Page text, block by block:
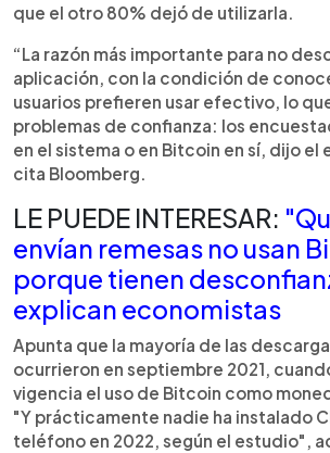
que el otro 80% dejó de utilizarla.
“La razón más importante para no
aplicación, con la condición de
usuarios prefieren usar efectivo, lo
problemas de confianza: los
en el sistema o en Bitcoin en sí, dijo el
cita Bloomberg.
LE PUEDE INTERESAR:
envían remesas no usan
porque tienen
explican economistas
Apunta que la mayoría de las
ocurrieron en septiembre 2021,
vigencia el uso de Bitcoin como
"Y prácticamente nadie ha instalado
teléfono en 2022, según el estudio",